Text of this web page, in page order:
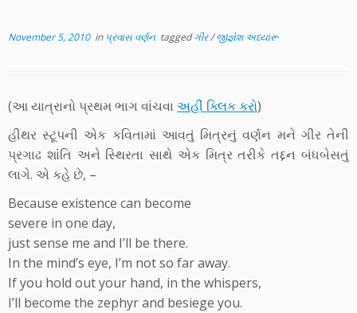
November 5, 2010in પ્રવાસ વર્ણન taggedગીર/જીજ્ઞેશ અધ્યારૂ
(આ યાત્રાનો પ્રથમ ભાગ વાંચવા અહીં ક્લિક કરો)
હીથર સ્ટૂપની એક કવિતામાં આવતું મિત્રનું વર્ણન મને ગીર તેની
પ્રગાઢ શાંતિ અને સ્થિરતા સાથે એક મિત્ર તરીકે તદ્દન બંધબેસતું
લાગે. એ કહે છે, –
Because existence can become
severe in one day,
just sense me and I’ll be there.
In the mind’s eye, I’m not so far away.
If you hold out your hand, in the whispers,
I’ll become the zephyr and besiege you.